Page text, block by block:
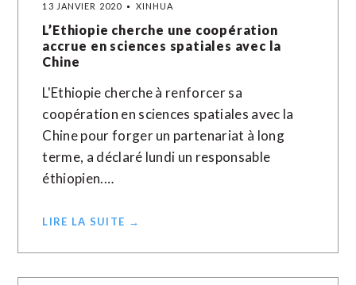
13 JANVIER 2020 XINHUA
L’Ethiopie cherche une coopération
accrue en sciences spatiales avec la
Chine
L'Ethiopie cherche à renforcer sa
coopération en sciences spatiales avec la
Chine pour forger un partenariat à long
terme, a déclaré lundi un responsable
éthiopien.…
LIRE LA SUITE →